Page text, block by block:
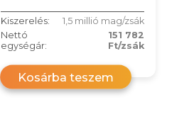
Kiszerelés:
1,5 millió mag/zsák
Nettó
egységár:
151 782
Ft/zsák
Kosárba teszem